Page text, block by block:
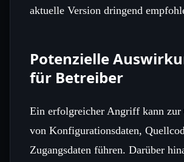
aktuelle Version dringend
Potenzielle
für Betreiber
Ein erfolgreicher Angriff kann zur
von Konfigurationsdaten,
Zugangsdaten führen. Darüber